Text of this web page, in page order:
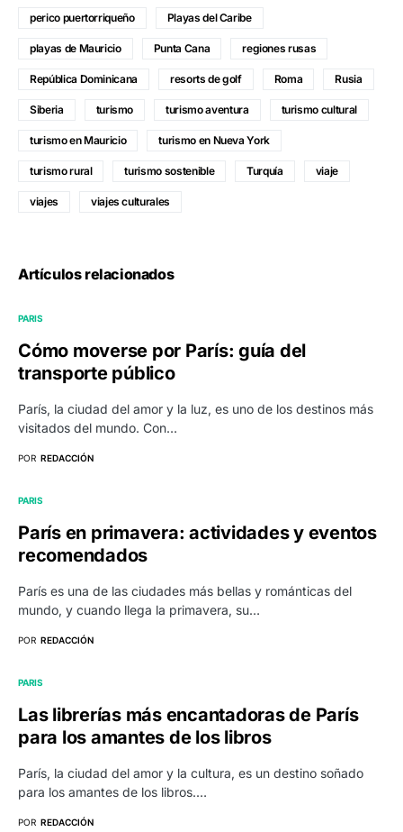
perico puertorriqueño Playas del Caribe
playas de Mauricio Punta Cana regiones rusas
República Dominicana resorts de golf Roma Rusia
Siberia turismo turismo aventura turismo cultural
turismo en Mauricio turismo en Nueva York
turismo rural turismo sostenible Turquía viaje
viajes viajes culturales
Artículos relacionados
PARIS
Cómo moverse por París: guía del
transporte público
París, la ciudad del amor y la luz, es uno de los destinos más
visitados del mundo. Con…
POR REDACCIÓN
PARIS
París en primavera: actividades y eventos
recomendados
París es una de las ciudades más bellas y románticas del
mundo, y cuando llega la primavera, su…
POR REDACCIÓN
PARIS
Las librerías más encantadoras de París
para los amantes de los libros
París, la ciudad del amor y la cultura, es un destino soñado
para los amantes de los libros.…
POR REDACCIÓN